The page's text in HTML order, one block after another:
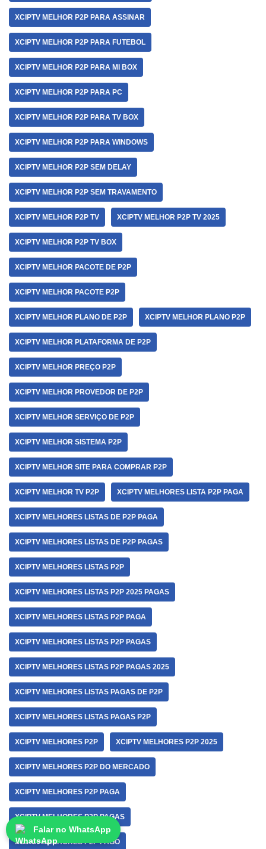
XCIPTV MELHOR P2P PARA ASSINAR
XCIPTV MELHOR P2P PARA FUTEBOL
XCIPTV MELHOR P2P PARA MI BOX
XCIPTV MELHOR P2P PARA PC
XCIPTV MELHOR P2P PARA TV BOX
XCIPTV MELHOR P2P PARA WINDOWS
XCIPTV MELHOR P2P SEM DELAY
XCIPTV MELHOR P2P SEM TRAVAMENTO
XCIPTV MELHOR P2P TV XCIPTV MELHOR P2P TV 2025
XCIPTV MELHOR P2P TV BOX
XCIPTV MELHOR PACOTE DE P2P
XCIPTV MELHOR PACOTE P2P
XCIPTV MELHOR PLANO DE P2P XCIPTV MELHOR PLANO P2P
XCIPTV MELHOR PLATAFORMA DE P2P
XCIPTV MELHOR PREÇO P2P
XCIPTV MELHOR PROVEDOR DE P2P
XCIPTV MELHOR SERVIÇO DE P2P
XCIPTV MELHOR SISTEMA P2P
XCIPTV MELHOR SITE PARA COMPRAR P2P
XCIPTV MELHOR TV P2P XCIPTV MELHORES LISTA P2P PAGA
XCIPTV MELHORES LISTAS DE P2P PAGA
XCIPTV MELHORES LISTAS DE P2P PAGAS
XCIPTV MELHORES LISTAS P2P
XCIPTV MELHORES LISTAS P2P 2025 PAGAS
XCIPTV MELHORES LISTAS P2P PAGA
XCIPTV MELHORES LISTAS P2P PAGAS
XCIPTV MELHORES LISTAS P2P PAGAS 2025
XCIPTV MELHORES LISTAS PAGAS DE P2P
XCIPTV MELHORES LISTAS PAGAS P2P
XCIPTV MELHORES P2P XCIPTV MELHORES P2P 2025
XCIPTV MELHORES P2P DO MERCADO
XCIPTV MELHORES P2P PAGA
XCIPTV MELHORES P2P PAGAS
XCIPTV MELHORES P2P PAGO
Falar no WhatsApp